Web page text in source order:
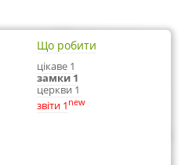
Що робити
цікаве 1
замки 1
церкви 1
звіти 1 new